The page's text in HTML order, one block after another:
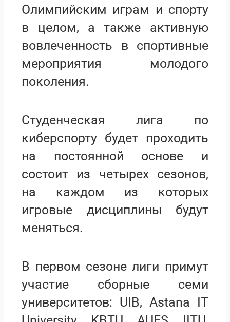
Олимпийским играм и спорту
в целом, а также активную
вовлеченность в спортивные
мероприятия молодого
поколения.
Студенческая лига по
киберспорту будет проходить
на постоянной основе и
состоит из четырех сезонов,
на каждом из которых
игровые дисциплины будут
меняться.
В первом сезоне лиги примут
участие сборные семи
университетов: UIB, Astana IT